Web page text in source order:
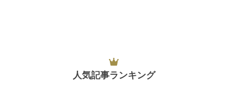
人気記事ランキング